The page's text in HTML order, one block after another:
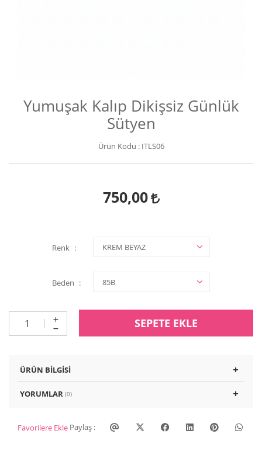
Yumuşak Kalıp Dikişsiz Günlük
Sütyen
Ürün Kodu : ITLS06
750,00
Renk
Beden
SEPETE EKLE
ÜRÜN BILGISI
YORUMLAR (0)
Favorilere Ekle Paylaş :